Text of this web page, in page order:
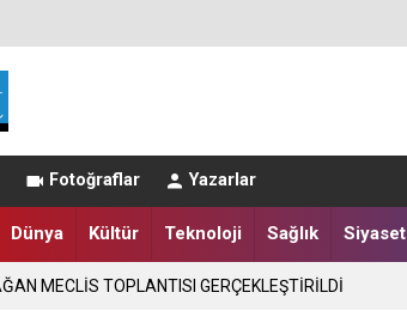
Fotoğraflar Yazarlar
Dünya Kültür Teknoloji Sağlık Siyaset
MECLİS TOPLANTISI GERÇEKLEŞTİRİLDİ